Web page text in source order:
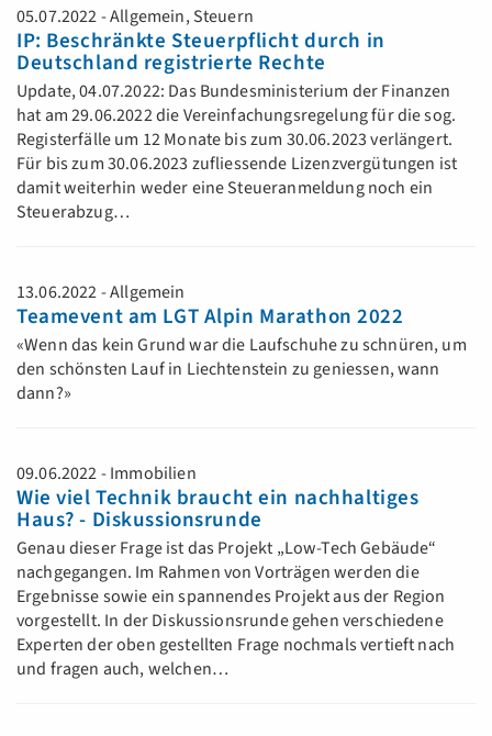
05.07.2022 - Allgemein, Steuern
IP: Beschränkte Steuerpflicht durch in
Deutschland registrierte Rechte
Update, 04.07.2022: Das Bundesministerium der Finanzen
hat am 29.06.2022 die Vereinfachungsregelung für die sog.
Registerfälle um 12 Monate bis zum 30.06.2023 verlängert.
Für bis zum 30.06.2023 zufliessende Lizenzvergütungen ist
damit weiterhin weder eine Steueranmeldung noch ein
Steuerabzug…
13.06.2022 - Allgemein
Teamevent am LGT Alpin Marathon 2022
«Wenn das kein Grund war die Laufschuhe zu schnüren, um
den schönsten Lauf in Liechtenstein zu geniessen, wann
dann?»
09.06.2022 - Immobilien
Wie viel Technik braucht ein nachhaltiges
Haus? - Diskussionsrunde
Genau dieser Frage ist das Projekt „Low-Tech Gebäude“
nachgegangen. Im Rahmen von Vorträgen werden die
Ergebnisse sowie ein spannendes Projekt aus der Region
vorgestellt. In der Diskussionsrunde gehen verschiedene
Experten der oben gestellten Frage nochmals vertieft nach
und fragen auch, welchen…